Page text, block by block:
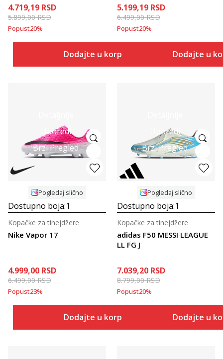
4.719,19 RSD
5.899,00RSD
Popust20%
Dodajte u korpu
5.199,19 RSD
6.499,00RSD
Popust20%
Dodajte u
Uporedi
Brzi Pregled
Pogledaj slično
Dostupno boja:1
Nike Vapor 17
Kopačke za tinejdžere
4.999,00 RSD
6.499,00RSD
Popust23%
Dodajte u korpu
Uporedi
Brzi Pregled
Pogledaj slično
Dostupno boja:1
adidas F50 MESSI LEAGUE
LL FG J
Kopačke za tinejdžere
7.039,20 RSD
8.799,00RSD
Popust20%
Dodajte u